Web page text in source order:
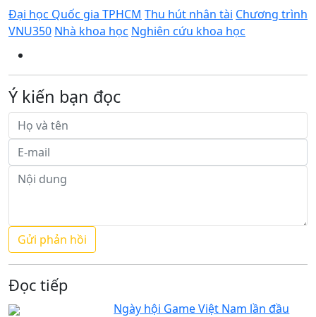
Đại học Quốc gia TPHCM Thu hút nhân tài Chương trình
VNU350 Nhà khoa học Nghiên cứu khoa học
Ý kiến bạn đọc
Đọc tiếp
Ngày hội Game Việt Nam lần đầu